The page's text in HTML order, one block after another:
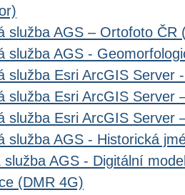
služba AGS – Ortofoto ČR
služba AGS -
služba Esri ArcGIS Server
služba Esri ArcGIS Server
služba Esri ArcGIS Server
služba AGS - Historická
služba AGS - Digitální
(DMR 4G)